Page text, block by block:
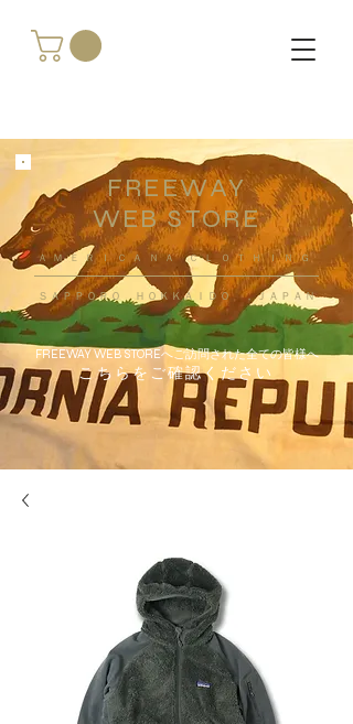
FREEWAY
WEB STORE
​ＡＭＥＲＩＣＡＮＡ ＣＬＯＴＨＩＮＧ
ＳＡＰＰＯＲＯ ＨＯＫＫＡＩＤＯ ，ＪＡＰＡＮ
FREEWAY WEB STOREへご訪問された全ての皆様へ
こちらをご確認ください